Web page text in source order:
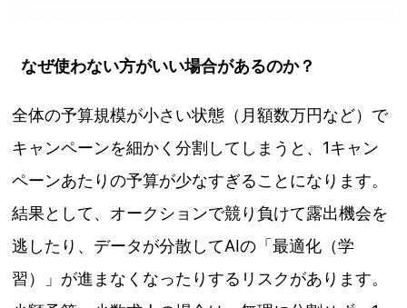
なぜ使わない方がいい場合があるのか？
全体の予算規模が小さい状態（月額数万円など）で
キャンペーンを細かく分割してしまうと、1キャン
ペーンあたりの予算が少なすぎることになります。
結果として、オークションで競り負けて露出機会を
逃したり、データが分散してAIの「最適化（学
習）」が進まなくなったりするリスクがあります。